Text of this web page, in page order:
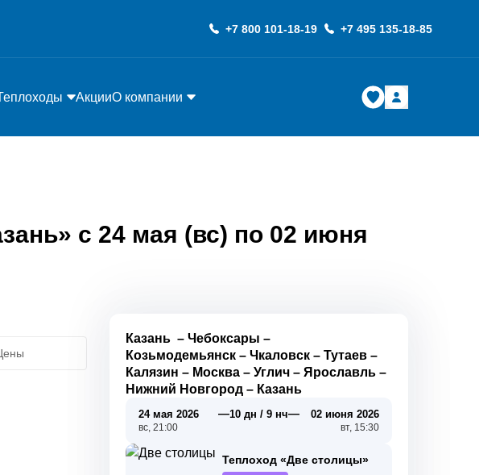
+7 800 101-18-19 +7 495 135-18-85
АкцииО компании
с 24 мая (вс) по 02 июня
Казань –Чебоксары –
Козьмодемьянск –Чкаловск –Тутаев –
Калязин – Москва –Углич –Ярославль –
Нижний Новгород – Казань
24 мая 2026
вс, 21:00
—10 дн / 9 нч— 02 июня 2026
вт, 15:30
Теплоход «Две столицы»